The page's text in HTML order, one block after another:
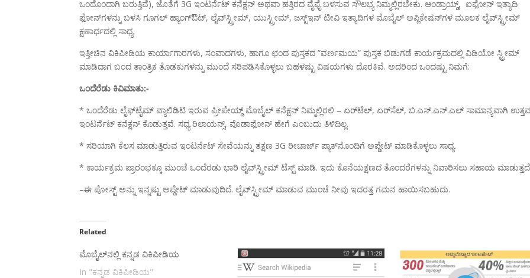
ಒಂದೊಂದಾಗಿ ಬರುತ್ತಿವೆ), ಜೊತೆಗೆ 3G ಇಂಟರ್ನೆಟ್ ಕನೆಕ್ಷನ್ ಅಥವಾ ಹತ್ತಿರದ ವೈಫೈ ಬಳಸುವ ಸೌಲಭ್ಯ ನಿಮ್ಮಲ್ಲಿರಬೇಕು. ಆಂಡ್ರಾಯ್ಡ್, ಐಫೋನ್ ಇತ್ಯಾದಿ
ಫೋನ್‌ಗಳನ್ನು ಬಳಸಿ ಗೂಗಲ್ ಹ್ಯಾಂಗ್‌ಔಟ್, ಲೈವ್‌ಸ್ಟ್ರೀಮ್, ಯುಸ್ಟ್ರೀಮ್, ಜಸ್ಟ್‌ಇನ್ ಟೀವಿ ಇತ್ಯಾದಿಗಳ ಮೊಬೈಲ್ ಅಪ್ಲಿಕೇಷನ್‌ಗಳ ಮೂಲಕ ಲೈವ್‌ಸ್ಟ್ರೀಮ್
ಕ್ಷಣಾರ್ಧದಲ್ಲಿ ಸಾಧ್ಯ.
ಇತ್ತೀಚಿನ ವಿಕಿಪೀಡಿಯ ಕಾರ್ಯಾಗಾರಗಳು, ಸಂವಾದಗಳು, ಹಾಗೂ ಛಂದ ಪುಸ್ತಕದ ”ವರ್ಣಮಯ” ಪುಸ್ತಕ ಬಿಡುಗಡೆ ಕಾರ್ಯಕ್ರಮದಲ್ಲಿ ವಿಡಿಯೋ ಸ್ಟ್ರೀಮ್
ಮಾಡಿದಾಗ ಬಂದ ತಾಂತ್ರಿಕ ತೊಡಕುಗಳನ್ನು ಮುಂದೆ ಸರಿಪಡಿಸಿಕೊಳ್ಳಲು ಬಹಳಷ್ಟು ವಿಷಯಗಳು ದೊರಕಿವೆ. ಅದರಿಂದ ಒಂದಷ್ಟು ನಿಮಗೆ:
ಒಂದೆರೆಡು ಕಿವಿಮಾತು:-
* ಒಂದೆರೆಡು ಲೈಫ್‌ಟೈಮ್ ವ್ಯಾಲಿಡಿಟಿ ಇರುವ ಪ್ರೀಪೇಯ್ಡ್ ಮೊಬೈಲ್ ಕನೆಕ್ಷನ್ ನಿಮ್ಮಲ್ಲಿರಲಿ – ಏರ್‌ಟೆಲ್, ಏರ್‌ಸೆಲ್, ಬಿ.ಎಸ್.ಎನ್.ಎಲ್ ಸಾಮಾನ್ಯವಾಗಿ
ಇಂಟರ್ನೆಟ್ ಕನೆಕ್ಷನ್ ಕೊಡುತ್ತವೆ. ಸಧ್ಯ ರಿಲಾಯನ್ಸ್, ವೊಡಾಫೋನ್ ಹೇಗೆ ಎಂಬುದು ತಿಳಿದಿಲ್ಲ.
* ಸರಿಯಾಗಿ ಕೆಲಸ ಮಾಡುತ್ತಿರುವ ಇಂಟರ್ನೆಟ್ ಸೇವೆಯನ್ನು ತಕ್ಷಣ 3G ರೀಚಾರ್ಜ್ ಪ್ಯಾಕ್‌ನೊಂದಿಗೆ ಅಪ್ಡೇಟ್ ಮಾಡಿಕೊಳ್ಳಲು ಸಾಧ್ಯ.
* ಕಾರ್ಯಕ್ರಮ ಪ್ರಾರಂಭಕ್ಕೂ ಮುಂಚೆ ಒಂದೆರಡು ಭಾರಿ ಲೈವ್‌ಸ್ಟ್ರೀಮ್ ಟೆಸ್ಟ್ ಮಾಡಿ. ಇದು ಕೊನೆಯಕ್ಷಣದ ತೊಂದರೆಗಳನ್ನು ನಿವಾರಿಸಲು ಸಹಾಯ
–ಈ ಪೋಸ್ಟ್ ಅನ್ನು ಇನ್ನಷ್ಟು ಅಪ್ಡೇಟ್ ಮಾಡುವುದಿದೆ. ಲೈವ್‌ಸ್ಟ್ರೀಮ್ ಮಾಡುವ ಮುಂಚೆ ನೀವು ಇದರತ್ತ ಗಮನ ಹಾಯಿಸಬಹುದು.
Related
ಮೊಬೈಲ್‌ನಲ್ಲಿ ಕನ್ನಡ ವಿಕಿಪೀಡಿಯ
In "ಕನ್ನಡ ವಿಕಿಪೀಡಿಯ"